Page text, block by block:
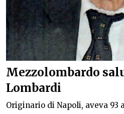
Mezzolombardo
Lombardi
Originario di Napoli, aveva 93